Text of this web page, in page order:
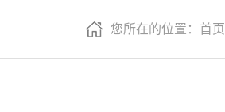
您所在的位置：首页